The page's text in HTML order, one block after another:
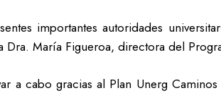
importantes autoridades
María Figueroa, directora del
a cabo gracias al Plan Unerg